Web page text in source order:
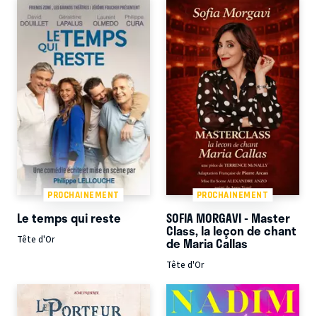
PROCHAINEMENT
Le temps qui reste
Tête d'Or
PROCHAINEMENT
SOFIA MORGAVI - Master
Class, la leçon de chant
de Maria Callas
Tête d'Or